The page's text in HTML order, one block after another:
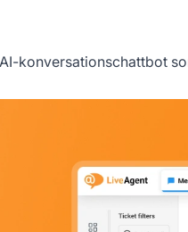
konversationschattbot